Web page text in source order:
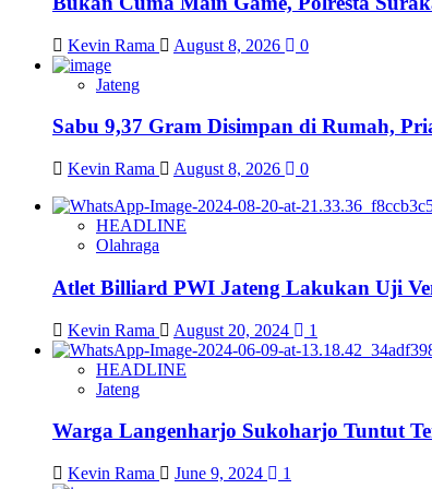
Kevin Rama August 8, 2026 0
Jateng
Sabu 9,37 Gram Disimpan di Rumah,
Kevin Rama August 8, 2026 0
HEADLINE
Olahraga
Atlet Billiard PWI Jateng Lakukan Uji
Kevin Rama August 20, 2024 1
HEADLINE
Jateng
Warga Langenharjo Sukoharjo Tuntut
Kevin Rama June 9, 2024 1